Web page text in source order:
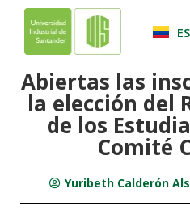
ES
Abiertas las
la elección del
de los
Comité
Yuribeth Calderón